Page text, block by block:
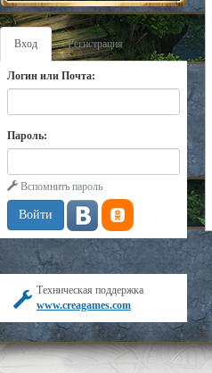
Вход Регистрация
Логин или Почта:
Пароль:
Вспомнить пароль
Техническая поддержка
www.creagames.com